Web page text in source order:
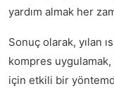
yardım almak her
Sonuç olarak, yılan
kompres uygulamak,
için etkili bir